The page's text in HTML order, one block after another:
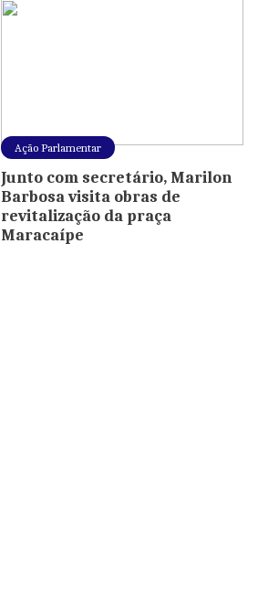
Ação Parlamentar
Junto com secretário, Marilon
Barbosa visita obras de
revitalização da praça
Maracaípe